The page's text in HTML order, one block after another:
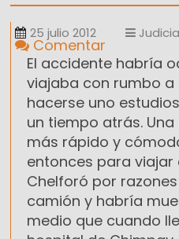
25 julio 2012
Comentar
El accidente habría
viajaba con rumbo a
hacerse uno
un tiempo atrás.
más rápido y
entonces para
Chelforó por
camión y habría
medio que cuando